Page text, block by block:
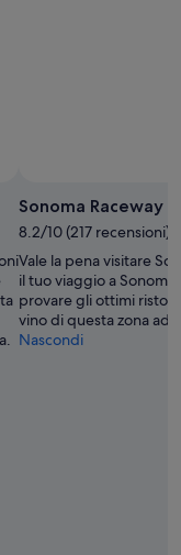
Sonoma Raceway
8.2/10 (217 recensioni)
Vale la pena visitare
il tuo viaggio a
provare gli ottimi
vino di questa zona
Nascondi